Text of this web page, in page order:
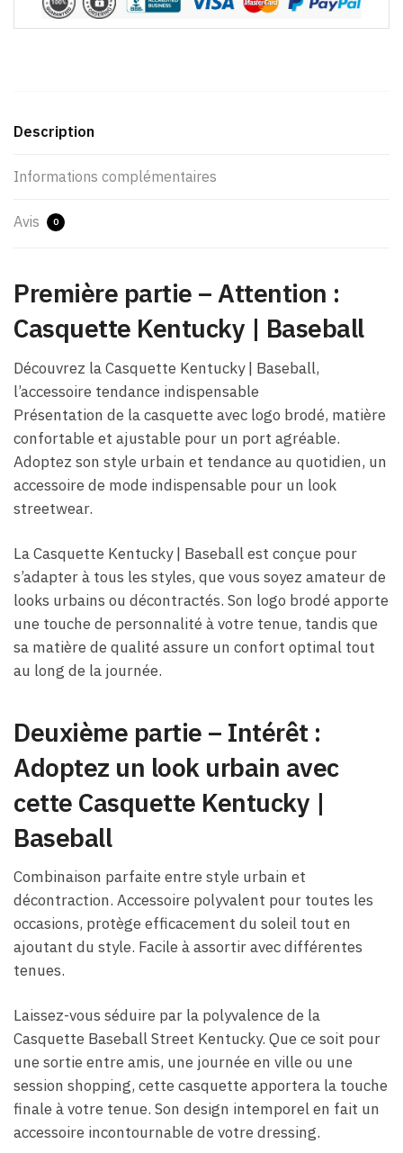
Description
Informations complémentaires
Avis 0
Première partie – Attention :
Casquette Kentucky | Baseball
Découvrez la Casquette Kentucky | Baseball,
l’accessoire tendance indispensable
Présentation de la casquette avec logo brodé, matière
confortable et ajustable pour un port agréable.
Adoptez son style urbain et tendance au quotidien, un
accessoire de mode indispensable pour un look
streetwear.
La Casquette Kentucky | Baseball est conçue pour
s’adapter à tous les styles, que vous soyez amateur de
looks urbains ou décontractés. Son logo brodé apporte
une touche de personnalité à votre tenue, tandis que
sa matière de qualité assure un confort optimal tout
au long de la journée.
Deuxième partie – Intérêt :
Adoptez un look urbain avec
cette Casquette Kentucky |
Baseball
Combinaison parfaite entre style urbain et
décontraction. Accessoire polyvalent pour toutes les
occasions, protège efficacement du soleil tout en
ajoutant du style. Facile à assortir avec différentes
tenues.
Laissez-vous séduire par la polyvalence de la
Casquette Baseball Street Kentucky. Que ce soit pour
une sortie entre amis, une journée en ville ou une
session shopping, cette casquette apportera la touche
finale à votre tenue. Son design intemporel en fait un
accessoire incontournable de votre dressing.